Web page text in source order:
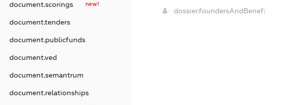
document.scorings new!
document.tenders
document.publicfunds
document.ved
document.semantrum
document.relationships
dossier.foundersAndBenef: